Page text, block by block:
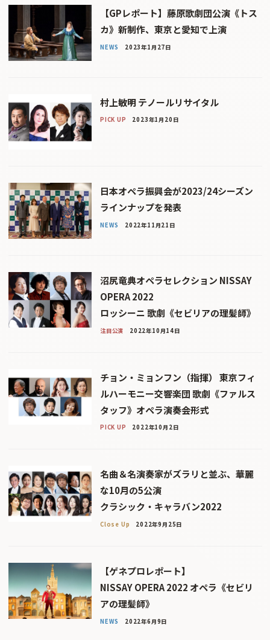
【GPレポート】藤原歌劇団公演《トス
カ》新制作、東京と愛知で上演
NEWS 2023年1月27日
村上敏明 テノールリサイタル
PICK UP 2023年1月20日
日本オペラ振興会が2023/24シーズン
ラインナップを発表
NEWS 2022年11月21日
沼尻竜典オペラセレクション NISSAY
OPERA 2022
ロッシーニ 歌劇《セビリアの理髪師》
注目公演 2022年10月14日
チョン・ミョンフン（指揮） 東京フィ
ルハーモニー交響楽団 歌劇《ファルス
タッフ》オペラ演奏会形式
PICK UP 2022年10月2日
名曲＆名演奏家がズラリと並ぶ、華麗
な10月の5公演
クラシック・キャラバン2022
Close Up 2022年9月25日
【ゲネプロレポート】
NISSAY OPERA 2022 オペラ《セビリ
アの理髪師》
NEWS 2022年6月9日